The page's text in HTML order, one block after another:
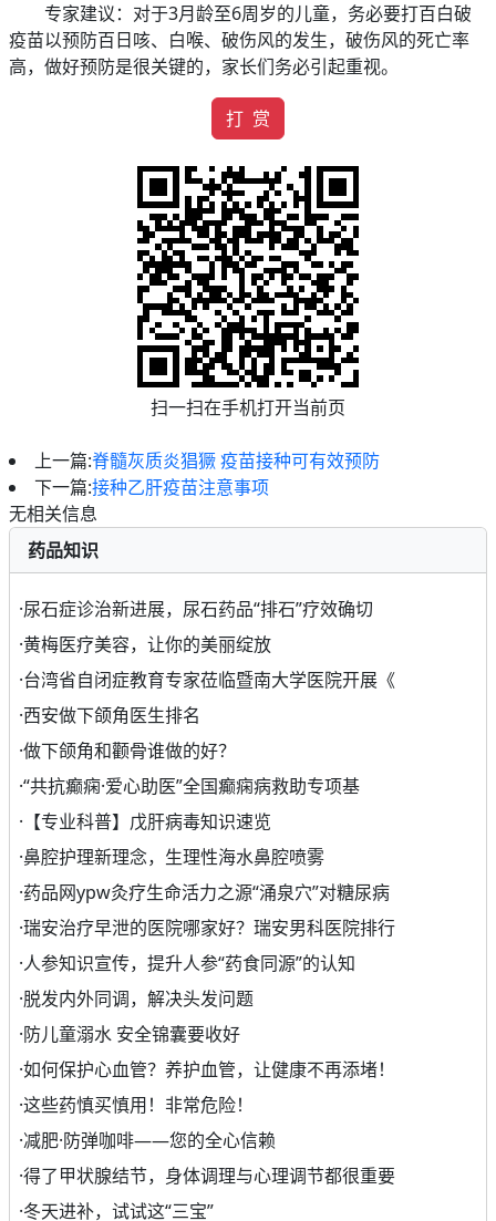
专家建议：对于3月龄至6周岁的儿童，务必要打百白破
疫苗以预防百日咳、白喉、破伤风的发生，破伤风的死亡率
高，做好预防是很关键的，家长们务必引起重视。
打 赏
扫一扫在手机打开当前页
上一篇:脊髓灰质炎猖獗 疫苗接种可有效预防
下一篇:接种乙肝疫苗注意事项
无相关信息
药品知识
·尿石症诊治新进展，尿石药品“排石”疗效确切
·黄梅医疗美容，让你的美丽绽放
·台湾省自闭症教育专家莅临暨南大学医院开展《
·西安做下颌角医生排名
·做下颌角和颧骨谁做的好？
·“共抗癫痫·爱心助医”全国癫痫病救助专项基
· 【专业科普】戊肝病毒知识速览
·鼻腔护理新理念，生理性海水鼻腔喷雾
·药品网ypw灸疗生命活力之源“涌泉穴”对糖尿病
·瑞安治疗早泄的医院哪家好？瑞安男科医院排行
·人参知识宣传，提升人参“药食同源”的认知
·脱发内外同调，解决头发问题
·防儿童溺水 安全锦囊要收好
·如何保护心血管？养护血管，让健康不再添堵！
·这些药慎买慎用！非常危险！
·减肥·防弹咖啡——您的全心信赖
·得了甲状腺结节，身体调理与心理调节都很重要
·冬天进补，试试这“三宝”